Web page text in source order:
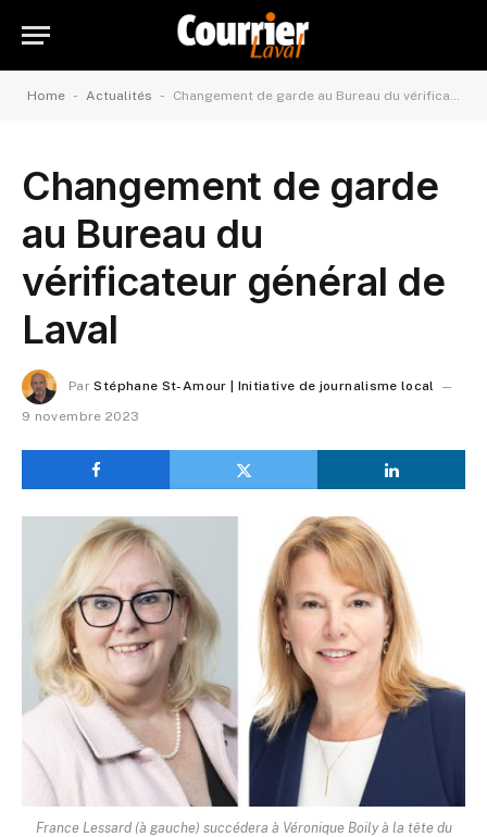
Home - Actualités - Changement de garde au Bureau du vérificateur général de Laval
Changement de garde
au Bureau du
vérificateur général de
Laval
Par Stéphane St-Amour | Initiative de journalisme local
9 novembre 2023
France Lessard (à gauche) succédera à Véronique Boily à la tête du